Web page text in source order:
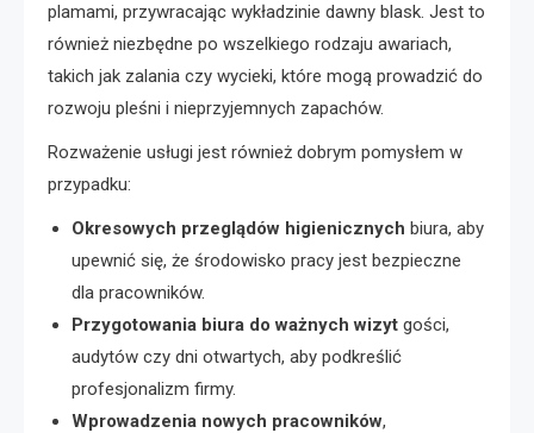
plamami, przywracając wykładzinie dawny blask. Jest to
również niezbędne po wszelkiego rodzaju awariach,
takich jak zalania czy wycieki, które mogą prowadzić do
rozwoju pleśni i nieprzyjemnych zapachów.
Rozważenie usługi jest również dobrym pomysłem w
przypadku:
Okresowych przeglądów higienicznych biura, aby
upewnić się, że środowisko pracy jest bezpieczne
dla pracowników.
Przygotowania biura do ważnych wizyt gości,
audytów czy dni otwartych, aby podkreślić
profesjonalizm firmy.
Wprowadzenia nowych pracowników,